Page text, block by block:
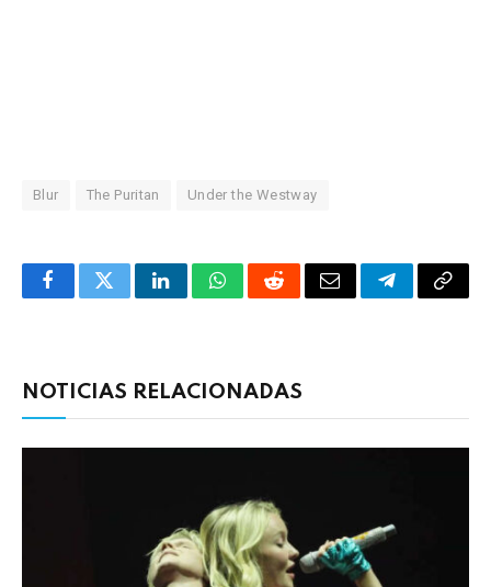
Blur The Puritan Under the Westway
FacebookTwitterLinkedInWhatsAppRedditCorreoTelegrama
NOTICIAS RELACIONADAS